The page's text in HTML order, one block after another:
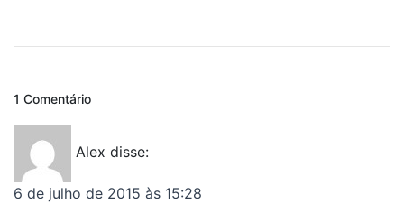
1 Comentário
Alex disse:
6 de julho de 2015 às 15:28